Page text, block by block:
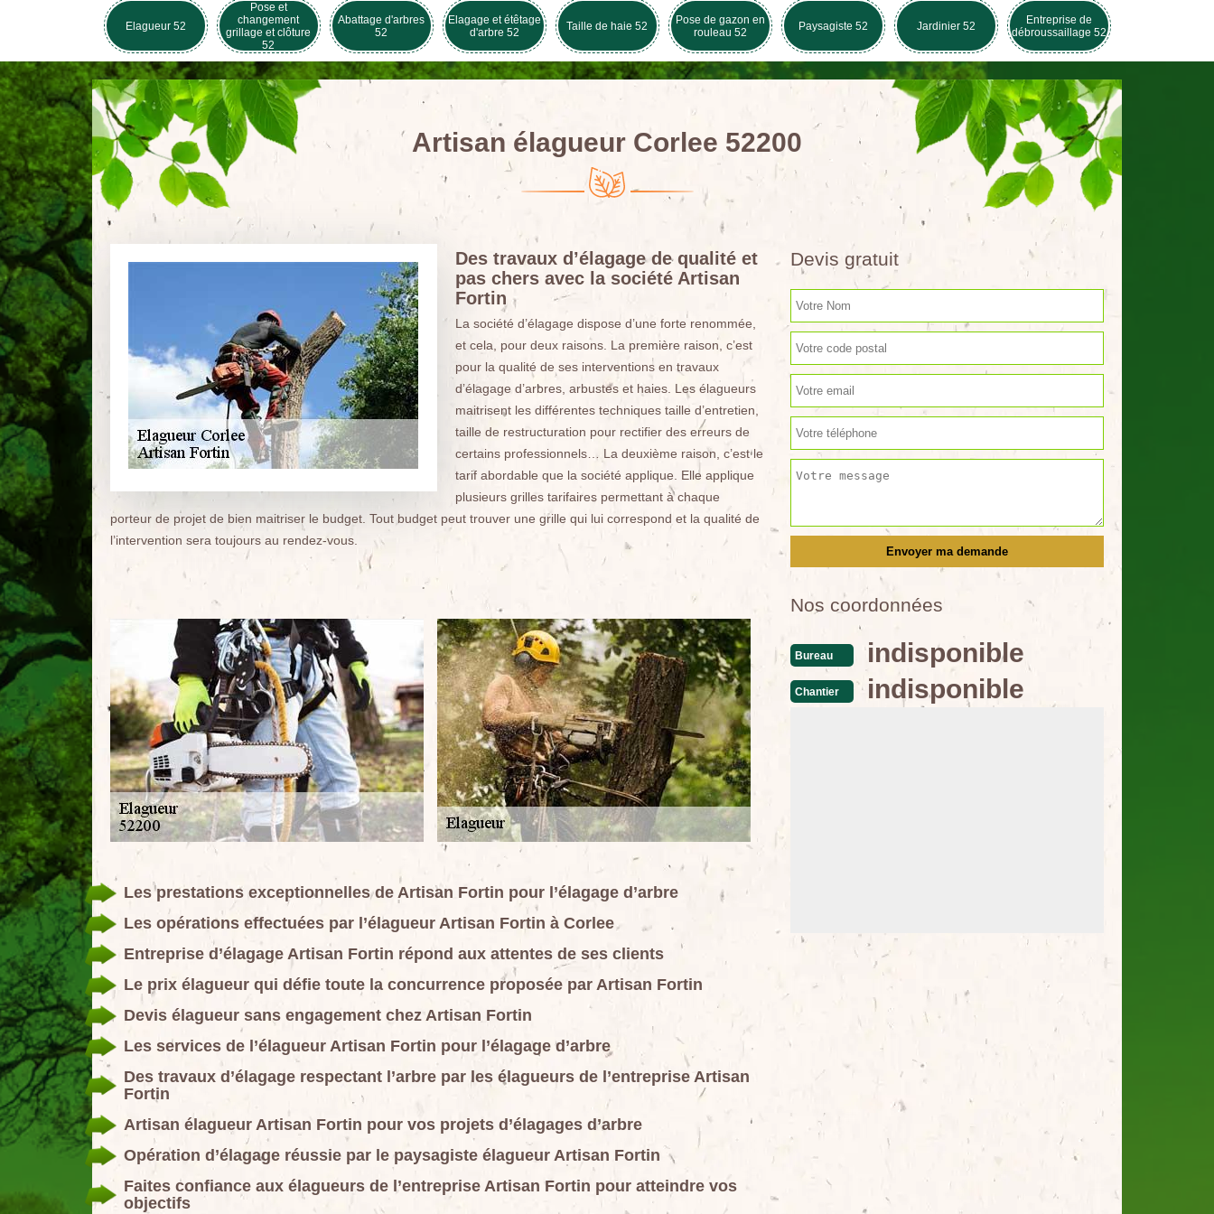
Elagueur 52
Pose et
changement
grillage et clôture
52
Abattage d'arbres
52
Elagage et étêtage
d'arbre 52
Taille de haie 52
Pose de gazon en
rouleau 52
Paysagiste 52 Jardinier 52
Entreprise de
débroussaillage 52
Artisan élagueur Corlee 52200
Des travaux d’élagage de qualité et
pas chers avec la société Artisan
Fortin
La société d’élagage dispose d’une forte renommée,
et cela, pour deux raisons. La première raison, c’est
pour la qualité de ses interventions en travaux
d’élagage d’arbres, arbustes et haies. Les élagueurs
maitrisent les différentes techniques taille d’entretien,
taille de restructuration pour rectifier des erreurs de
certains professionnels… La deuxième raison, c’est le
tarif abordable que la société applique. Elle applique
plusieurs grilles tarifaires permettant à chaque
porteur de projet de bien maitriser le budget. Tout budget peut trouver une grille qui lui correspond et la qualité de
l’intervention sera toujours au rendez-vous.
Les prestations exceptionnelles de Artisan Fortin pour l’élagage d’arbre
Les opérations effectuées par l’élagueur Artisan Fortin à Corlee
Entreprise d’élagage Artisan Fortin répond aux attentes de ses clients
Le prix élagueur qui défie toute la concurrence proposée par Artisan Fortin
Devis élagueur sans engagement chez Artisan Fortin
Les services de l’élagueur Artisan Fortin pour l’élagage d’arbre
Des travaux d’élagage respectant l’arbre par les élagueurs de l’entreprise Artisan
Fortin
Artisan élagueur Artisan Fortin pour vos projets d’élagages d’arbre
Opération d’élagage réussie par le paysagiste élagueur Artisan Fortin
Faites confiance aux élagueurs de l’entreprise Artisan Fortin pour atteindre vos
objectifs
Devis gratuit
Nos coordonnées
Bureau indisponible
Chantier indisponible